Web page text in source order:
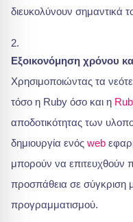
διευκολύνουν σημαντικά
Εξοικονόμηση χρόνου
Χρησιμοποιώντας τα
τόσο η Ruby όσο και η
αποδοτικότητας των
δημιουργία ενός web
μπορούν να επιτευχθούν
προσπάθεια σε σύγκριση
προγραμματισμού.